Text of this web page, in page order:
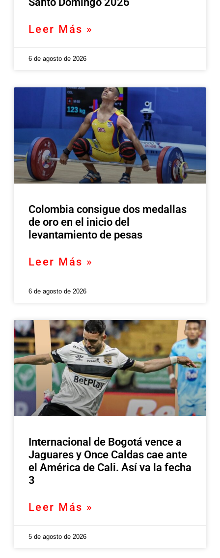
Leer Más »
6 de agosto de 2026
Colombia consigue dos medallas
de oro en el inicio del
levantamiento de pesas
Leer Más »
6 de agosto de 2026
Internacional de Bogotá vence a
Jaguares y Once Caldas cae ante
el América de Cali. Así va la fecha
3
Leer Más »
5 de agosto de 2026